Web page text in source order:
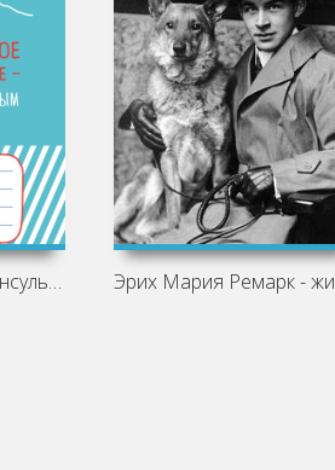
Мотивационное консультирование – путь к